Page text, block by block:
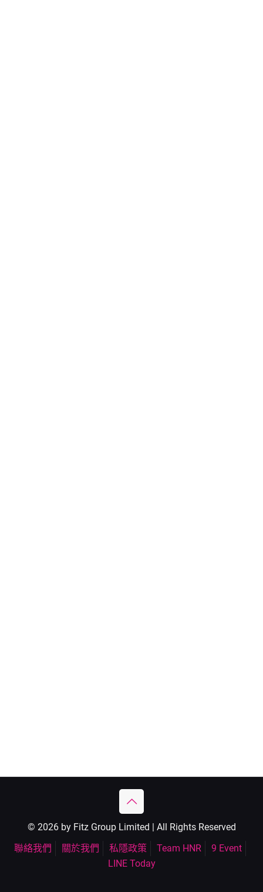
© 2026 by Fitz Group Limited | All Rights Reserved
聯絡我們
關於我們 私隱政策 Team HNR
9 Event
LINE Today